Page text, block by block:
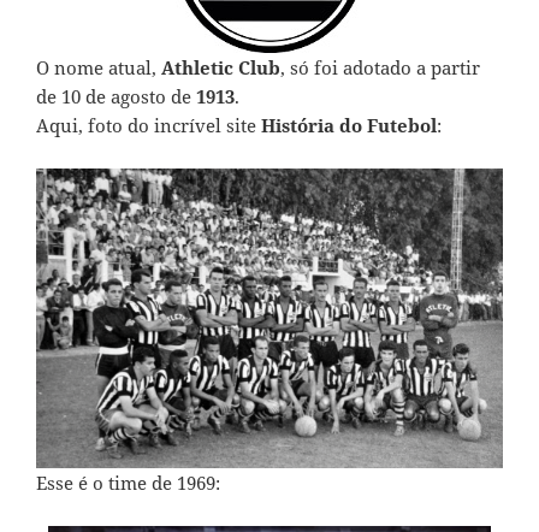
O nome atual, Athletic Club, só foi adotado a partir
de 10 de agosto de 1913.
Aqui, foto do incrível site História do Futebol:
Esse é o time de 1969: